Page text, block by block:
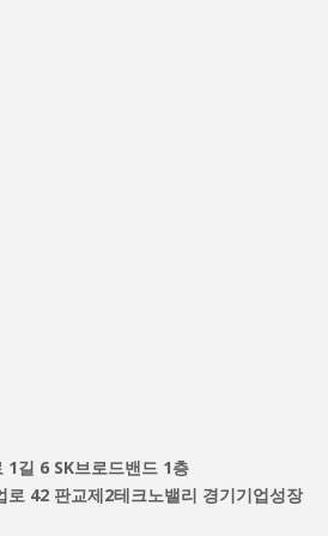
길 6 SK브로드밴드 1층
로 42 판교제2테크노밸리 경기기업성장